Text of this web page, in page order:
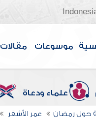
موسوعات مقالات
علماء ودعاة
حول رمضان عمر الأشقر